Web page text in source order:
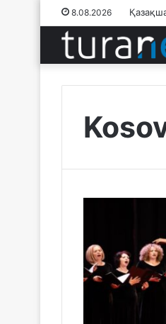
8.08.2026